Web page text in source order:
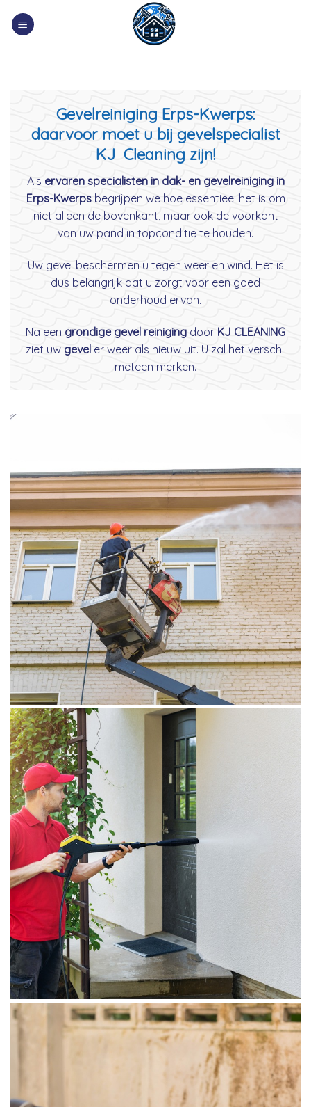
Gevelreiniging Erps-Kwerps:
daarvoor moet u bij gevelspecialist
KJ Cleaning zijn!
Als ervaren specialisten in dak- en gevelreiniging in
Erps-Kwerpsbegrijpen we hoe essentieel het is om
niet alleen de bovenkant, maar ook de voorkant
van uw pand in topconditie te houden.
Uw gevel beschermen u tegen weer en wind. Het is
dus belangrijk dat u zorgt voor een goed
onderhoud ervan.
Na een grondige gevel reiniging door KJ CLEANING
ziet uw geveler weer als nieuw uit. U zal het verschil
meteen merken.